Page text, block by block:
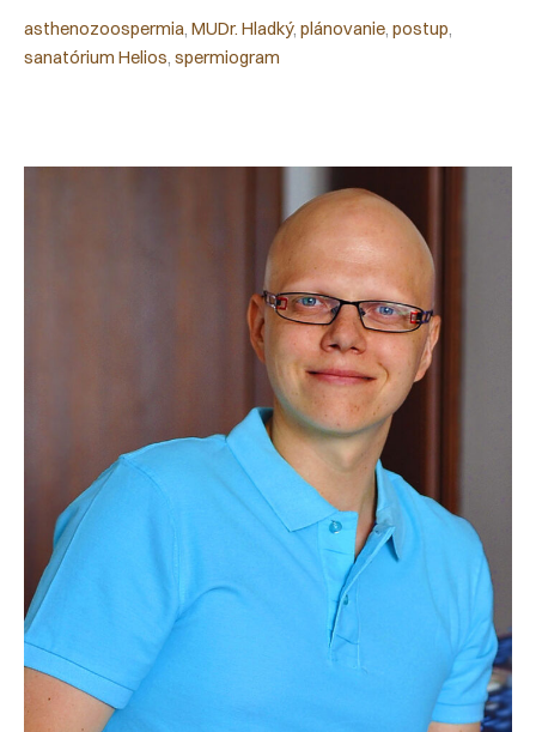
asthenozoospermia, MUDr. Hladký, plánovanie, postup
sanatórium Helios, spermiogram